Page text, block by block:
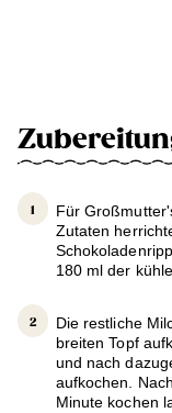
Für
Zutaten
180 ml der
Die restliche
breiten Topf
und nach
aufkochen.
Minute kochen